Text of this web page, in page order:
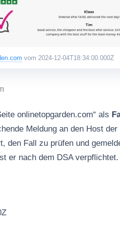
vom 2024-12-04T18:34:00.000Z
onlinetopgarden.com“ als
Meldung an den Host
den Fall zu prüfen und
er nach dem DSA verpflichtet.